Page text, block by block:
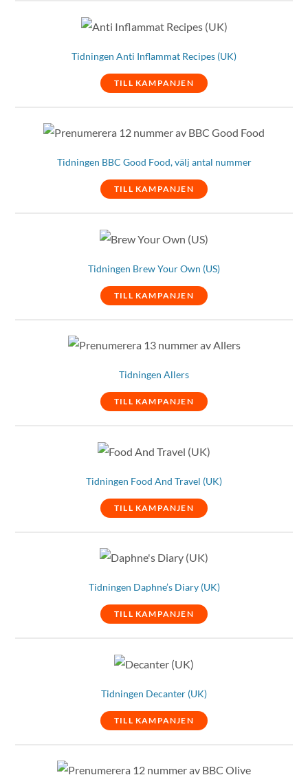
Tidningen Anti Inflammat Recipes (UK)
TILL KAMPANJEN
Tidningen BBC Good Food, välj antal nummer
TILL KAMPANJEN
Tidningen Brew Your Own (US)
TILL KAMPANJEN
Tidningen Allers
TILL KAMPANJEN
Tidningen Food And Travel (UK)
TILL KAMPANJEN
Tidningen Daphne’s Diary (UK)
TILL KAMPANJEN
Tidningen Decanter (UK)
TILL KAMPANJEN